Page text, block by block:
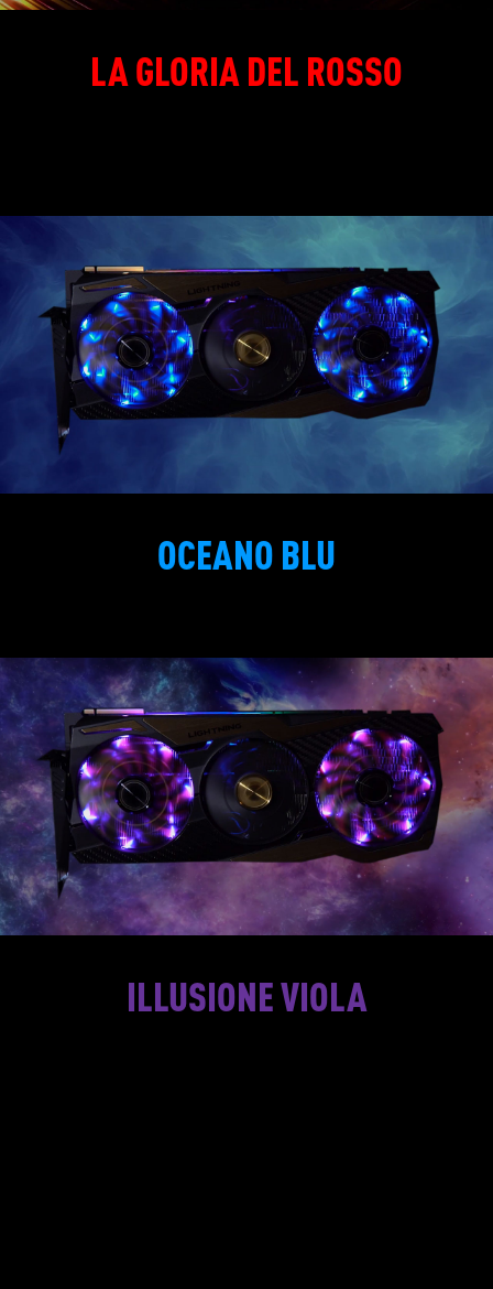
LA GLORIA DEL ROSSO
OCEANO BLU
ILLUSIONE VIOLA